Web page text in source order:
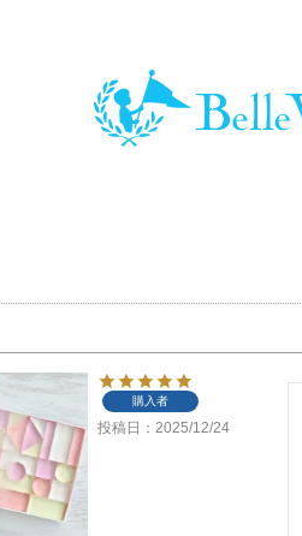
購入者
投稿日 2025/12/24